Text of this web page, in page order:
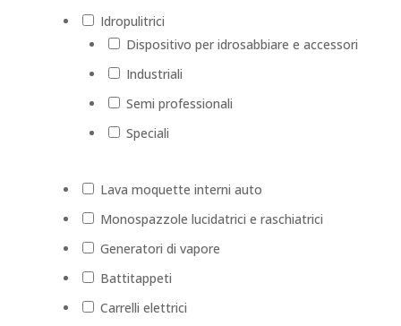
Idropulitrici
Dispositivo per idrosabbiare e accessori
Industriali
Semi professionali
Speciali
Lava moquette interni auto
Monospazzole lucidatrici e raschiatrici
Generatori di vapore
Battitappeti
Carrelli elettrici